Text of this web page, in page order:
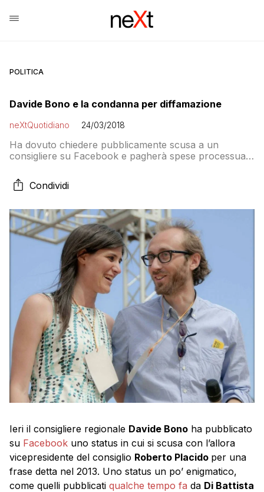
POLITICA
Davide Bono e la condanna per diffamazione
neXtQuotidiano 24/03/2018
Ha dovuto chiedere pubblicamente scusa a un
consigliere su Facebook e pagherà spese processuali
Condividi
Ieri il consigliere regionale Davide Bono ha pubblicato
su Facebook uno status in cui si scusa con l’allora
vicepresidente del consiglio Roberto Placido per una
frase detta nel 2013. Uno status un po’ enigmatico,
come quelli pubblicati qualche tempo fa da Di Battista